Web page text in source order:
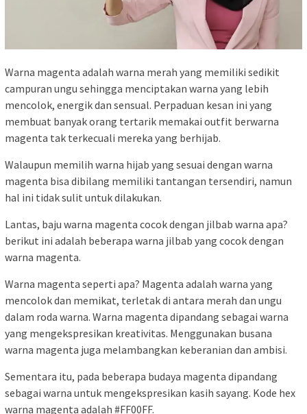
Warna magenta adalah warna merah yang memiliki sedikit
campuran ungu sehingga menciptakan warna yang lebih
mencolok, energik dan sensual. Perpaduan kesan ini yang
membuat banyak orang tertarik memakai outfit berwarna
magenta tak terkecuali mereka yang berhijab.
Walaupun memilih warna hijab yang sesuai dengan warna
magenta bisa dibilang memiliki tantangan tersendiri, namun
hal ini tidak sulit untuk dilakukan.
Lantas, baju warna magenta cocok dengan jilbab warna apa?
berikut ini adalah beberapa warna jilbab yang cocok dengan
warna magenta.
Warna magenta seperti apa? Magenta adalah warna yang
mencolok dan memikat, terletak di antara merah dan ungu
dalam roda warna. Warna magenta dipandang sebagai warna
yang mengekspresikan kreativitas. Menggunakan busana
warna magenta juga melambangkan keberanian dan ambisi.
Sementara itu, pada beberapa budaya magenta dipandang
sebagai warna untuk mengekspresikan kasih sayang. Kode hex
warna magenta adalah #FF00FF.